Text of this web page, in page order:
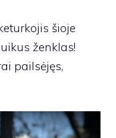
šioje
ženklas!
pailsėjęs,